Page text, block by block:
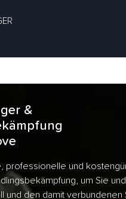
&
professionelle und
um Sie
und den damit verbundenen